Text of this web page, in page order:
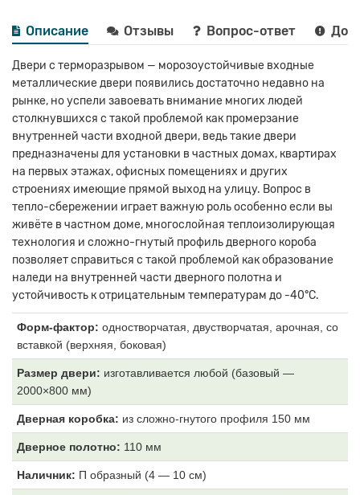
Описание Отзывы Вопрос-ответ
Двери с терморазрывом — морозоустойчивые входные
металлические двери появились достаточно недавно на
рынке, но успели завоевать внимание многих людей
столкнувшихся с такой проблемой как промерзание
внутренней части входной двери, ведь такие двери
предназначены для установки в частных домах, квартирах
на первых этажах, офисных помещениях и других
строениях имеющие прямой выход на улицу. Вопрос в
тепло-сбережении играет важную роль особенно если вы
живёте в частном доме, многослойная теплоизолирующая
технология и сложно-гнутый профиль дверного короба
позволяет справиться с такой проблемой как образование
наледи на внутренней части дверного полотна и
устойчивость к отрицательным температурам до -40°С.
Форм-фактор: одностворчатая, двустворчатая, арочная, со
вставкой (верхняя, боковая)
Размер двери: изготавливается любой (базовый —
2000×800 мм)
Дверная коробка: из сложно-гнутого профиля 150 мм
Дверное полотно: 110 мм
Наличник: П образный (4 — 10 см)